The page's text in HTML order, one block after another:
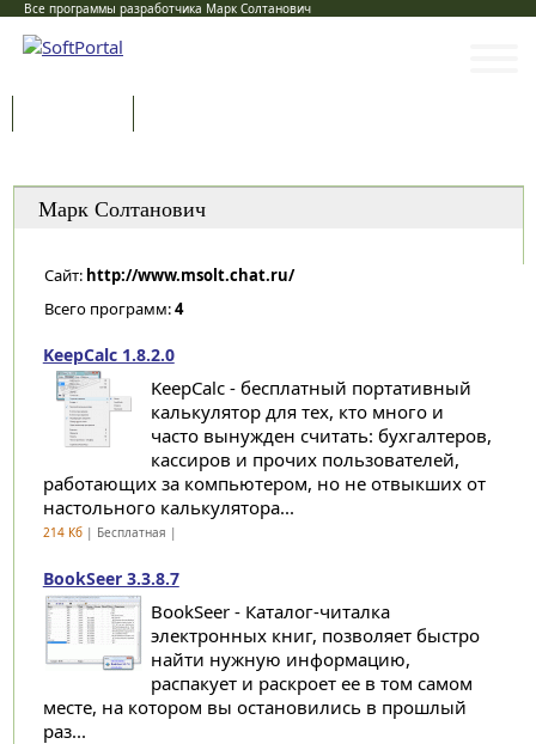
Все программы разработчика Марк Солтанович
Марк Солтанович
Сайт: http://www.msolt.chat.ru/
Всего программ:4
KeepCalc 1.8.2.0
KeepCalc - бесплатный портативный
калькулятор для тех, кто много и
часто вынужден считать: бухгалтеров,
кассиров и прочих пользователей,
работающих за компьютером, но не отвыкших от
настольного калькулятора...
214 Кб| Бесплатная |
BookSeer 3.3.8.7
BookSeer - Каталог-читалка
электронных книг, позволяет быстро
найти нужную информацию,
распакует и раскроет ее в том самом
месте, на котором вы остановились в прошлый
раз...